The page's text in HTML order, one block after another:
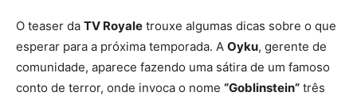
O teaser da TV Royale trouxe algumas dicas sobre o que
esperar para a próxima temporada. A Oyku, gerente de
comunidade, aparece fazendo uma sátira de um famoso
conto de terror, onde invoca o nome “Goblinstein” três